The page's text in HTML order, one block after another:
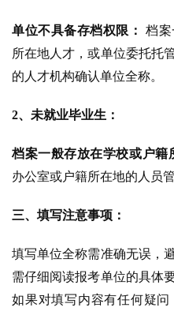
单位不具备存档权限：
档
所在地人才，或单位委托托
的人才机构确认单位全称。
2、未就业毕业生：
档案一般存放在学校或户籍
办公室或户籍所在地的人员
三、填写注意事项：
填写单位全称需准确无误，
需仔细阅读报考单位的具体
如果对填写内容有任何疑